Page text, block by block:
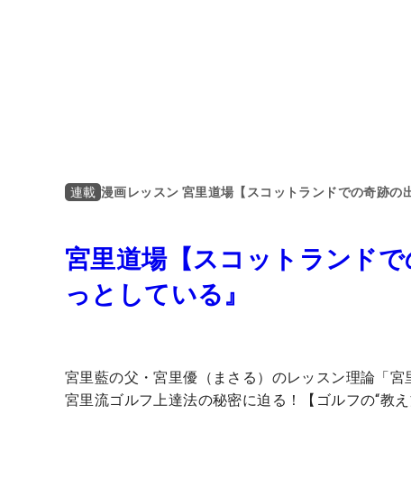
連載 漫画レッスン 宮里道場【スコットランドでの奇跡の
宮里道場【スコットランド
っとしている』
宮里藍の父・宮里優（まさる）のレッスン理論「
宮里流ゴルフ上達法の秘密に迫る！【ゴルフの“教